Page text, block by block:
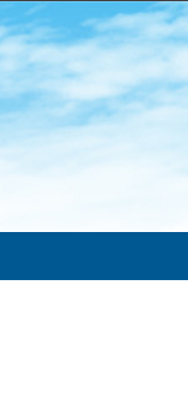
一大市场建设指引（试